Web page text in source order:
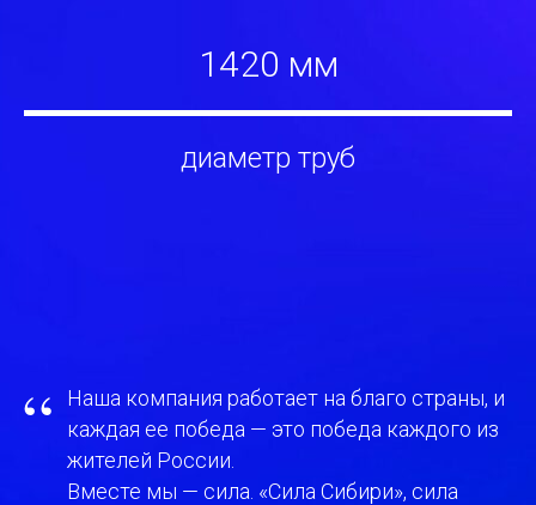
1420 мм
диаметр труб
“
Наша компания работает на благо страны, и
каждая ее победа — это победа каждого из
жителей России.
Вместе мы — сила. «Сила Сибири», сила